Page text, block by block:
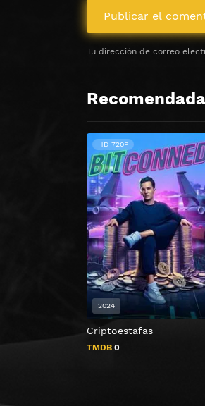
Tu dirección de correo
Criptoestafas
TMDB 0
HD 720P
2024